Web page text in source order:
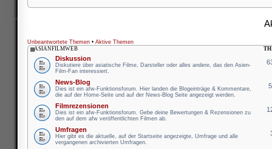
Unbeantwortete Themen • Aktive Themen
ASIANFILMWEB
Diskussion
Diskutiere über asiatische Filme, Darsteller oder alles andere, das den Asien-
Film-Fan interessiert.
News-Blog
Dies ist ein afw-Funktionsforum. Hier landen die Blogeinträge & Kommentare,
die auf der Home-Seite und auf der News-Blog Seite angezeigt werden.
Filmrezensionen
Dies ist ein afw-Funktionsforum. Gebe deine Bewertungen & Rezensionen zu
den auf dem afw veröffentlichten Filmen ab.
Umfragen
Hier gibt es die aktuelle, auf der Startseite angezeigte, Umfrage und alle
vergangenen archivierten Umfragen.